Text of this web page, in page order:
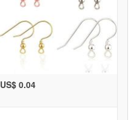
US$ 0.04